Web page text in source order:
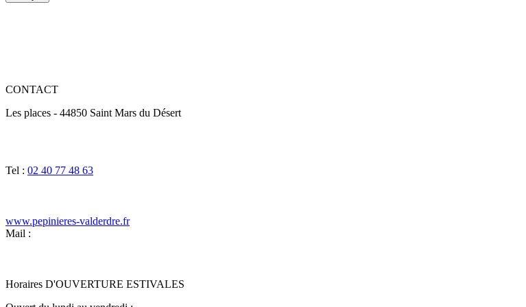
CONTACT
Les places - 44850 Saint Mars du Désert
Tel : 02 40 77 48 63
www.pepinieres-valderdre.fr
Mail :
Horaires D'OUVERTURE ESTIVALES